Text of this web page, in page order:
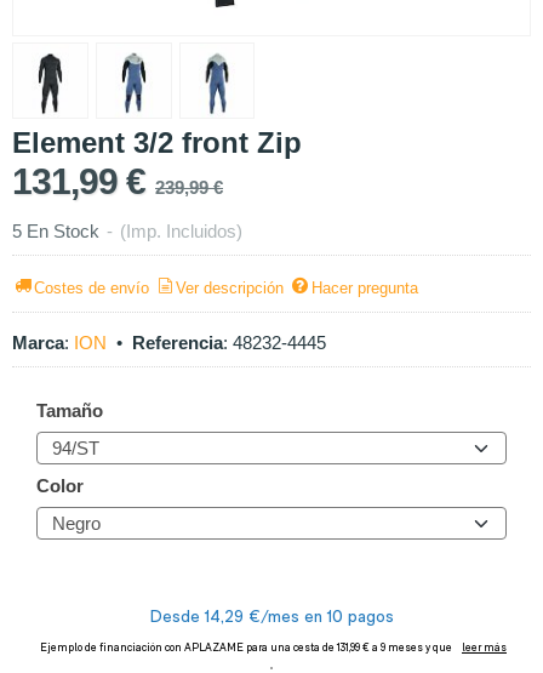
Element 3/2 front Zip
131,99 € 239,99 €
5 En Stock - (Imp. Incluidos)
Costes de envío Ver descripción Hacer pregunta
Marca: ION • Referencia: 48232-4445
Tamaño
Color